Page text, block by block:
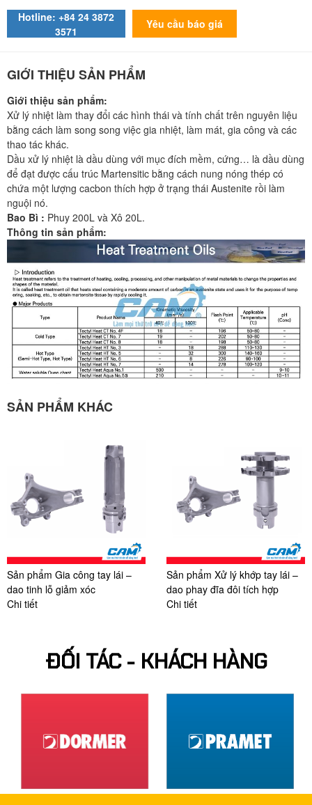
Hotline: +84 24 3872
3571
Yêu cầu báo giá
GIỚI THIỆU SẢN PHẨM
Giới thiệu sản phẩm:
Xử lý nhiệt làm thay đổi các hình thái và tính chất trên nguyên liệu
bằng cách làm song song việc gia nhiệt, làm mát, gia công và các
thao tác khác.
Dầu xử lý nhiệt là dầu dùng với mục đích mềm, cứng… là dầu dùng
để đạt được cấu trúc Martensitic bằng cách nung nóng thép có
chứa một lượng cacbon thích hợp ở trạng thái Austenite rồi làm
nguội nó.
Bao Bì : Phuy 200L và Xô 20L.
Thông tin sản phẩm:
SẢN PHẨM KHÁC
Sản phẩm Gia công tay lái –
dao tinh lỗ giảm xóc
Chi tiết
Sản phẩm Xử lý khớp tay lái –
dao phay đĩa đôi tích hợp
Chi tiết
ĐỐI TÁC - KHÁCH HÀNG